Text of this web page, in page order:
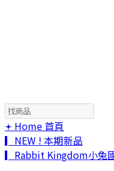
𖥔 Home 首頁
▎NEW ! 本期新品
▎Rabbit Kingdom小兔